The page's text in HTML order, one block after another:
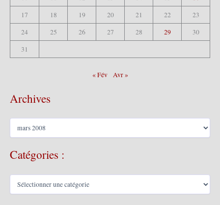
17
18 19 20 21 22
23
24
25 26 27 28 29
30
31
« Fév Avr »
Archives
h
s
Catégories :
C